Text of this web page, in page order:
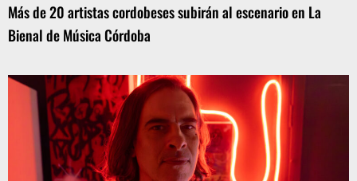
Más de 20 artistas cordobeses subirán al escenario en La
Bienal de Música Córdoba